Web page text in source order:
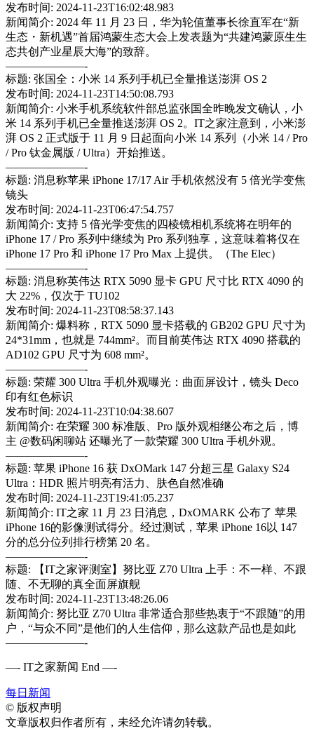
发布时间: 2024-11-23T16:02:48.983
新闻简介: 2024 年 11 月 23 日，华为轮值董事长徐直军在“新
生态・新机遇”首届鸿蒙生态大会上发表题为“共建鸿蒙原生生
态共创产业星辰大海”的致辞。
———————-
标题: 张国全：小米 14 系列手机已全量推送澎湃 OS 2
发布时间: 2024-11-23T14:50:08.793
新闻简介: 小米手机系统软件部总监张国全昨晚发文确认，小
米 14 系列手机已全量推送澎湃 OS 2。IT之家注意到，小米澎
湃 OS 2 正式版于 11 月 9 日起面向小米 14 系列（小米 14 / Pro
/ Pro 钛金属版 / Ultra）开始推送。
———————-
标题: 消息称苹果 iPhone 17/17 Air 手机依然没有 5 倍光学变焦
镜头
发布时间: 2024-11-23T06:47:54.757
新闻简介: 支持 5 倍光学变焦的四棱镜相机系统将在明年的
iPhone 17 / Pro 系列中继续为 Pro 系列独享，这意味着将仅在
iPhone 17 Pro 和 iPhone 17 Pro Max 上提供。（The Elec）
———————-
标题: 消息称英伟达 RTX 5090 显卡 GPU 尺寸比 RTX 4090 的
大 22%，仅次于 TU102
发布时间: 2024-11-23T08:58:37.143
新闻简介: 爆料称，RTX 5090 显卡搭载的 GB202 GPU 尺寸为
24*31mm，也就是 744mm²。而目前英伟达 RTX 4090 搭载的
AD102 GPU 尺寸为 608 mm²。
———————-
标题: 荣耀 300 Ultra 手机外观曝光：曲面屏设计，镜头 Deco
印有红色标识
发布时间: 2024-11-23T10:04:38.607
新闻简介: 在荣耀 300 标准版、Pro 版外观相继公布之后，博
主 @数码闲聊站 还曝光了一款荣耀 300 Ultra 手机外观。
———————-
标题: 苹果 iPhone 16 获 DxOMark 147 分超三星 Galaxy S24
Ultra：HDR 照片明亮有活力、肤色自然准确
发布时间: 2024-11-23T19:41:05.237
新闻简介: IT之家 11 月 23 日消息，DxOMARK 公布了 苹果
iPhone 16的影像测试得分。经过测试，苹果 iPhone 16以 147
分的总分位列排行榜第 20 名。
———————-
标题: 【IT之家评测室】努比亚 Z70 Ultra 上手：不一样、不跟
随、不无聊的真全面屏旗舰
发布时间: 2024-11-23T13:48:26.06
新闻简介: 努比亚 Z70 Ultra 非常适合那些热衷于“不跟随”的用
户，“与众不同”是他们的人生信仰，那么这款产品也是如此
———————-
—- IT之家新闻 End —-
每日新闻
© 版权声明
文章版权归作者所有，未经允许请勿转载。